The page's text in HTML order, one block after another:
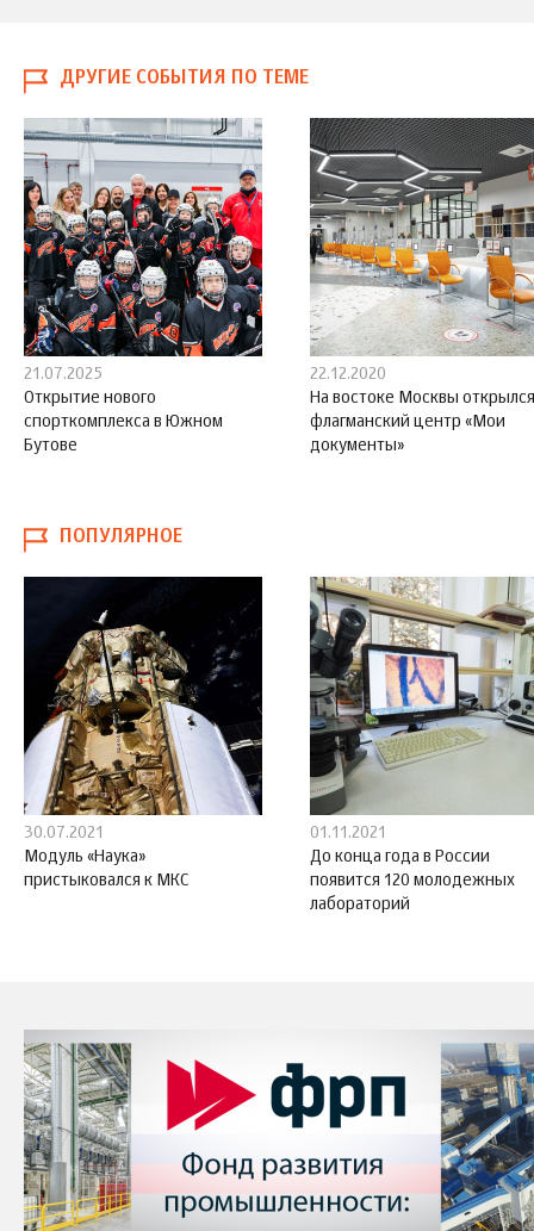
ДРУГИЕ СОБЫТИЯ ПО ТЕМЕ
21.07.2025
Открытие нового
спорткомплекса в Южном
Бутове
22.12.2020
На востоке Москвы открылся
флагманский центр «Мои
документы»
ПОПУЛЯРНОЕ
30.07.2021
Модуль «Наука»
пристыковался к МКС
01.11.2021
До конца года в России
появится 120 молодежных
лабораторий